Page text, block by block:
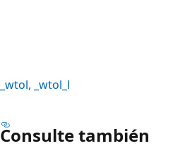
_wtol, _wtol_l
Consulte también